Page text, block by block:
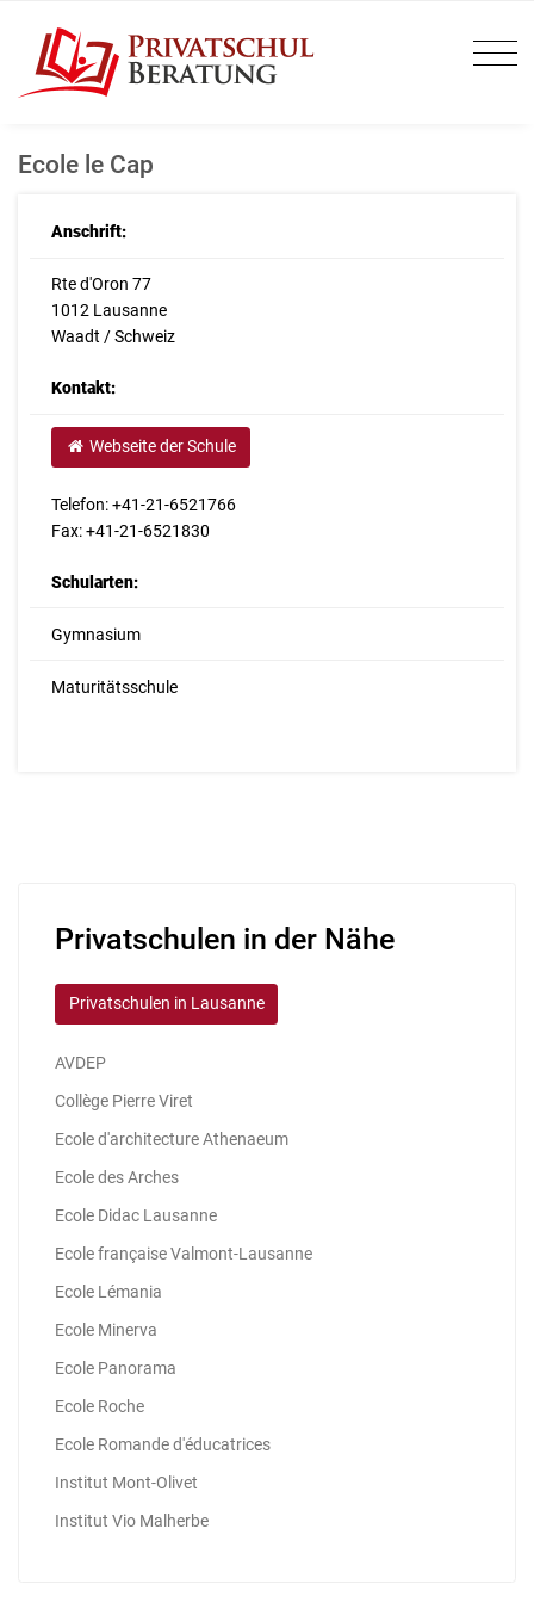
Ecole le Cap
Anschrift:
Rte d'Oron 77
1012 Lausanne
Waadt / Schweiz
Kontakt:
Webseite der Schule
Telefon: +41-21-6521766
Fax: +41-21-6521830
Schularten:
Gymnasium
Maturitätsschule
Privatschulen in der Nähe
Privatschulen in Lausanne
AVDEP
Collège Pierre Viret
Ecole d'architecture Athenaeum
Ecole des Arches
Ecole Didac Lausanne
Ecole française Valmont-Lausanne
Ecole Lémania
Ecole Minerva
Ecole Panorama
Ecole Roche
Ecole Romande d'éducatrices
Institut Mont-Olivet
Institut Vio Malherbe